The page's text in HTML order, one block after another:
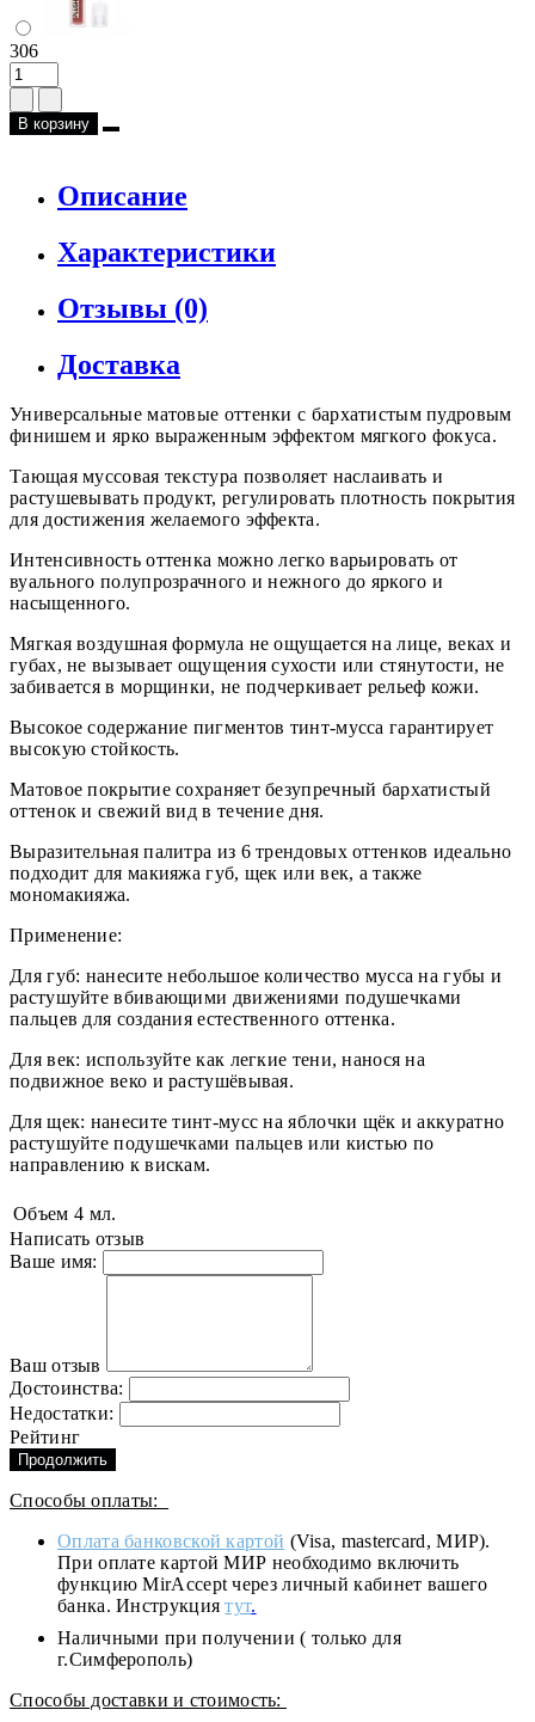
306
В корзину
Описание
Характеристики
Отзывы (0)
Доставка
Универсальные матовые оттенки с бархатистым пудровым
финишем и ярко выраженным эффектом мягкого фокуса.
Тающая муссовая текстура позволяет наслаивать и
растушевывать продукт, регулировать плотность покрытия
для достижения желаемого эффекта.
Интенсивность оттенка можно легко варьировать от
вуального полупрозрачного и нежного до яркого и
насыщенного.
Мягкая воздушная формула не ощущается на лице, веках и
губах, не вызывает ощущения сухости или стянутости, не
забивается в морщинки, не подчеркивает рельеф кожи.
Высокое содержание пигментов тинт-мусса гарантирует
высокую стойкость.
Матовое покрытие сохраняет безупречный бархатистый
оттенок и свежий вид в течение дня.
Выразительная палитра из 6 трендовых оттенков идеально
подходит для макияжа губ, щек или век, а также
мономакияжа.
Применение:
Для губ: нанесите небольшое количество мусса на губы и
растушуйте вбивающими движениями подушечками
пальцев для создания естественного оттенка.
Для век: используйте как легкие тени, нанося на
подвижное веко и растушёвывая.
Для щек: нанесите тинт-мусс на яблочки щёк и аккуратно
растушуйте подушечками пальцев или кистью по
направлению к вискам.
Объем 4 мл.
Написать отзыв
Ваше имя:
Ваш отзыв
Достоинства:
Недостатки:
Рейтинг
Продолжить
Способы оплаты:
Оплата банковской картой (Visa, mastercard, МИР).
При оплате картой МИР необходимо включить
функцию MirAccept через личный кабинет вашего
банка. Инструкциятут.
Наличными при получении ( только для
г.Симферополь)
Способы доставки и стоимость: